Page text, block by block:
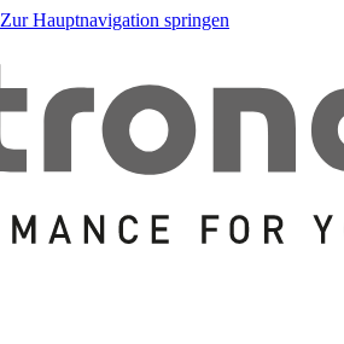
Zur Hauptnavigation springen